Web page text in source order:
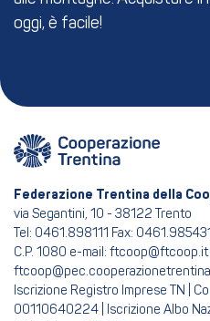
oggi, è facile!
Federazione Trentina della
via Segantini, 10 - 38122 Trento
Tel: 0461.898111 Fax: 0461.985431
C.P. 1080 e-mail: ftcoop@ftcoop.it
Iscrizione Registro Imprese TN |
00110640224 | Iscrizione Albo